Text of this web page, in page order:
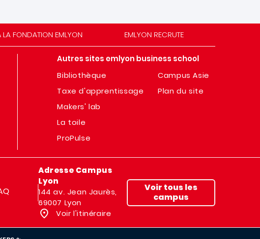
FONDATION EMLYON EMLYON RECRUTE
Autres sites emlyon business school
Bibliothèque
Taxe d'apprentissage
Makers' lab
La toile
ProPulse
Campus Asie
Plan du site
Adresse Campus
Lyon
144 av. Jean Jaurès,
69007 Lyon
Voir l'itinéraire
Voir tous les
campus